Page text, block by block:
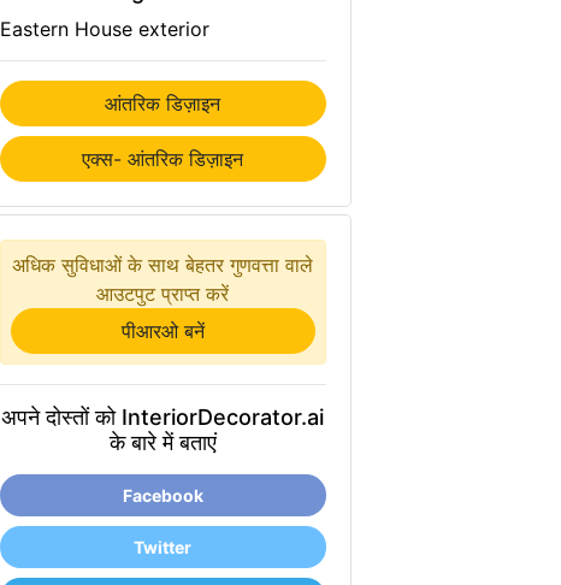
Eastern House exterior
आंतरिक डिज़ाइन
एक्स- आंतरिक डिज़ाइन
अधिक सुविधाओं के साथ बेहतर गुणवत्ता वाले
आउटपुट प्राप्त करें
पीआरओ बनें
अपने दोस्तों को InteriorDecorator.ai
के बारे में बताएं
Facebook
Twitter